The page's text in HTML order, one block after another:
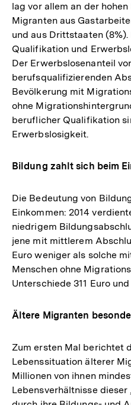
lag vor allem an der
Migranten aus
und aus Drittstaaten
Qualifikation und
Der Erwerbslosenanteil
berufsqualifizierenden
Bevölkerung mit
ohne
beruflicher Qualifikation
Erwerbslosigkeit.
Bildung zahlt sich beim
Die Bedeutung von
Einkommen: 2014
niedrigem
jene mit mittlerem
Euro weniger als solche
Menschen ohne
Unterschiede 311 Euro
Ältere Migranten
Zum ersten Mal berichtet
Lebenssituation älterer
Millionen von ihnen
Lebensverhältnisse